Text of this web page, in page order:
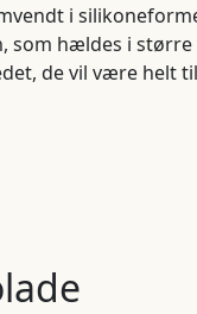
i
hældes i
de vil være helt